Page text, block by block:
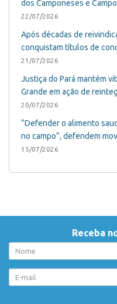
dos Camponeses e
22/07/2026
Após décadas de
conquistam títulos de
21/07/2026
Justiça do Pará mantém
Grande em ação de
20/07/2026
“Defender o alimento
no campo”, defendem
15/07/2026
Receba